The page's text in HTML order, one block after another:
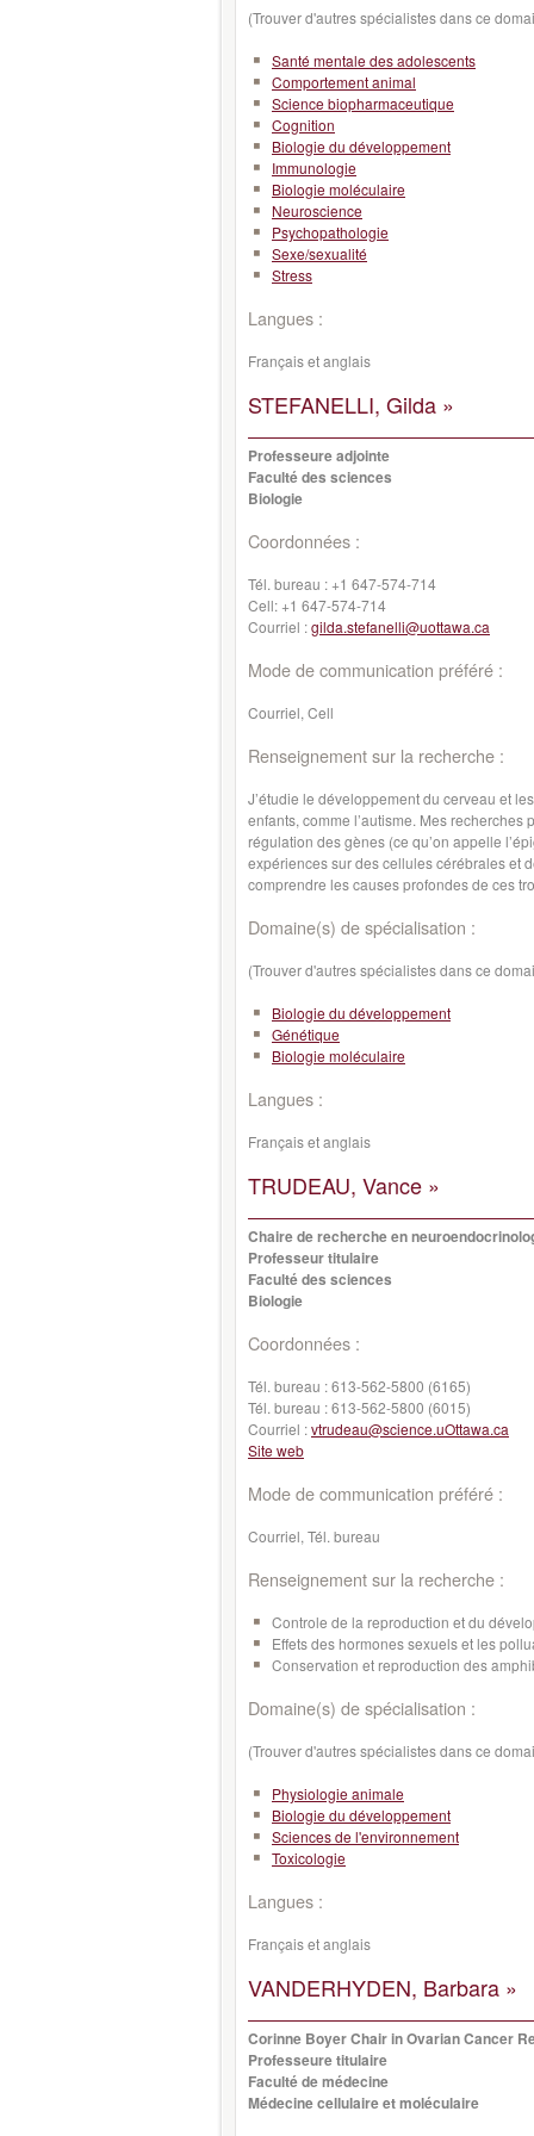
(Trouver d'autres spécialistes dans ce
Santé mentale des adolescents
Comportement animal
Science biopharmaceutique
Cognition
Biologie du développement
Immunologie
Biologie moléculaire
Neuroscience
Psychopathologie
Sexe/sexualité
Stress
Langues :
Français et anglais
STEFANELLI, Gilda »
Professeure adjointe
Faculté des sciences
Biologie
Coordonnées :
Tél. bureau : +1 647-574-714
Cell: +1 647-574-714
Courriel :gilda.stefanelli@uottawa.ca
Mode de communication préféré :
Courriel, Cell
Renseignement sur la recherche :
J’étudie le développement du cerveau et
enfants, comme l’autisme. Mes recherches
régulation des gènes (ce qu’on appelle
expériences sur des cellules cérébrales et
comprendre les causes profondes de ces
Domaine(s) de spécialisation :
(Trouver d'autres spécialistes dans ce
Biologie du développement
Génétique
Biologie moléculaire
Langues :
Français et anglais
TRUDEAU, Vance »
Chaire de recherche en
Professeur titulaire
Faculté des sciences
Biologie
Coordonnées :
Tél. bureau :613-562-5800 (6165)
Tél. bureau :613-562-5800 (6015)
Courriel :vtrudeau@science.uOttawa.ca
Site web
Mode de communication préféré :
Courriel, Tél. bureau
Renseignement sur la recherche :
Controle de la reproduction et du
Effets des hormones sexuels et les
Conservation et reproduction des
Domaine(s) de spécialisation :
(Trouver d'autres spécialistes dans ce
Physiologie animale
Biologie du développement
Sciences de l'environnement
Toxicologie
Langues :
Français et anglais
VANDERHYDEN, Barbara »
Corinne Boyer Chair in Ovarian Cancer
Professeure titulaire
Faculté de médecine
Médecine cellulaire et moléculaire